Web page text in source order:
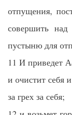
отпущения,
совершить
пустыню для
11 И приведет
и очистит себя
за грех за себя;